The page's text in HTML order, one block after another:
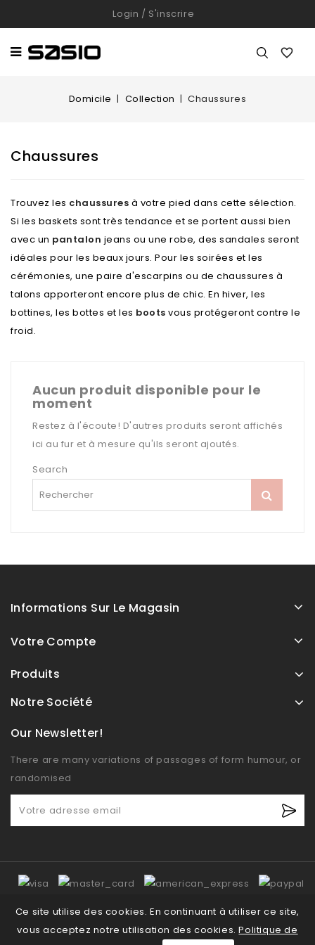
Login / S'inscrire

Domicile Collection Chaussures
Chaussures
Trouvez les chaussures à votre pied dans cette sélection.
Si les baskets sont très tendance et se portent aussi bien
avec un pantalon jeans ou une robe, des sandales seront
idéales pour les beaux jours. Pour les soirées et les
cérémonies, une paire d'escarpins ou de chaussures à
talons apporteront encore plus de chic. En hiver, les
bottines, les bottes et les boots vous protégeront contre le
froid.
Aucun produit disponible pour le
moment
Restez à l'écoute! D'autres produits seront affichés
ici au fur et à mesure qu'ils seront ajoutés.
Search
Informations Sur Le Magasin
Votre Compte
Produits
Notre Société
Our Newsletter!
There are many variations of passages of form humour, or
randomised
Ce site utilise des cookies. En continuant à utiliser ce site,
vous acceptez notre utilisation des cookies. Politique de